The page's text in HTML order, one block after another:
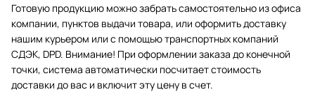
Готовую продукцию можно забрать самостоятельно из офиса
компании, пунктов выдачи товара, или оформить доставку
нашим курьером или с помощью транспортных компаний
СДЭК, DPD. Внимание! При оформлении заказа до конечной
точки, система автоматически посчитает стоимость
доставки до вас и включит эту цену в счет.